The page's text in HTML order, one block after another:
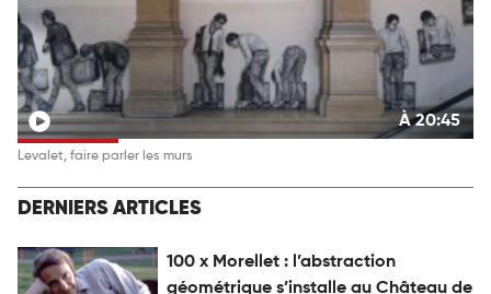
À 20:45
Levalet, faire parler les murs
DERNIERS ARTICLES
100 x Morellet : l’abstraction
géométrique s’installe au Château de